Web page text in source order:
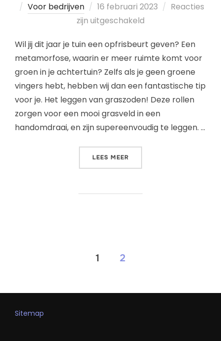
Voor bedrijven 16 februari 2023
Reacties
zijn uitgeschakeld
Wil jij dit jaar je tuin een opfrisbeurt geven? Een
metamorfose, waarin er meer ruimte komt voor
groen in je achtertuin? Zelfs als je geen groene
vingers hebt, hebben wij dan een fantastische tip
voor je. Het leggen van graszoden! Deze rollen
zorgen voor een mooi grasveld in een
handomdraai, en zijn supereenvoudig te leggen. …
LEES MEER
1 2
Sitemap